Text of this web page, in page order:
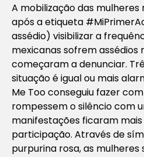
A mobilização das mulheres
após a etiqueta
assédio) visibilizar a
mexicanas sofrem assédios
começaram a denunciar.
situação é igual ou mais
Me Too conseguiu fazer
rompessem o silêncio com
manifestações ficaram
participação. Através de
purpurina rosa, as